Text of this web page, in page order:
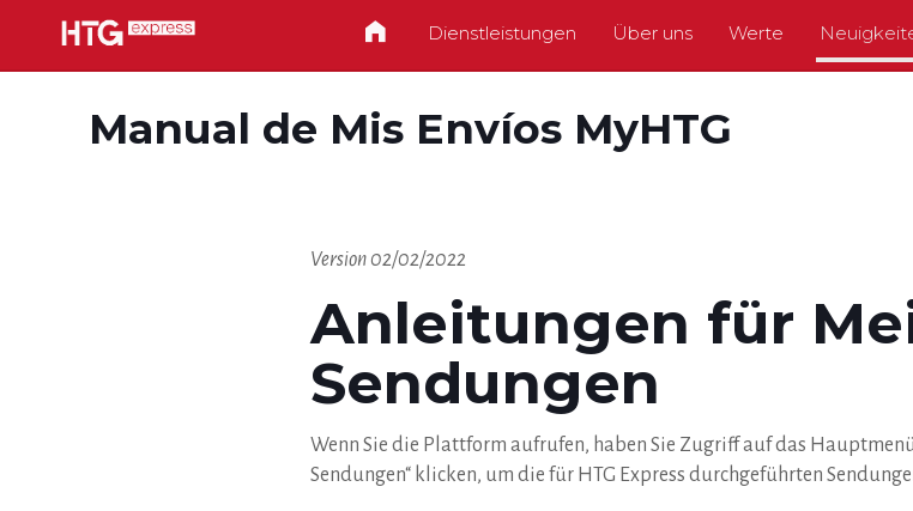
Dienstleistungen Über uns Werte
Manual de Mis Envíos MyHTG
Version 02/02/2022
Anleitungen für
Sendungen
Wenn Sie die Plattform aufrufen, haben Sie Zugriff auf das
Sendungen“ klicken, um die für HTG Express durchgeführten